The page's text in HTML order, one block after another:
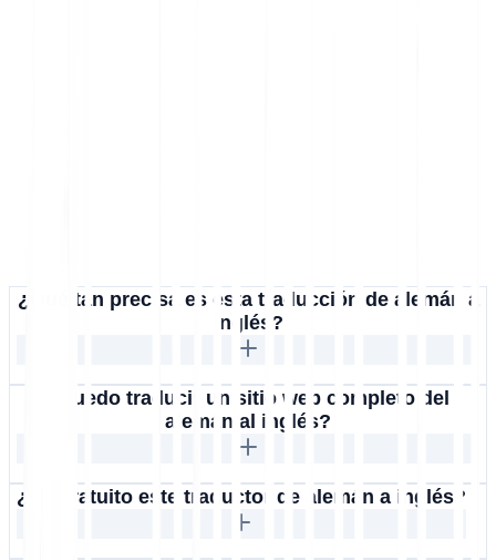
¿Qué tan precisa es esta traducción de alemán a
inglés?
¿Puedo traducir un sitio web completo del
alemán al inglés?
¿Es gratuito este traductor de alemán a inglés?